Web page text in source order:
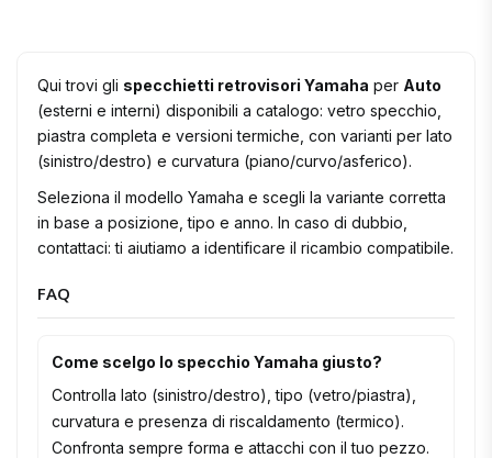
Qui trovi gli specchietti retrovisori Yamaha per Auto
(esterni e interni) disponibili a catalogo: vetro specchio,
piastra completa e versioni termiche, con varianti per lato
(sinistro/destro) e curvatura (piano/curvo/asferico).
Seleziona il modello Yamaha e scegli la variante corretta
in base a posizione, tipo e anno. In caso di dubbio,
contattaci: ti aiutiamo a identificare il ricambio compatibile.
FAQ
Come scelgo lo specchio Yamaha giusto?
Controlla lato (sinistro/destro), tipo (vetro/piastra),
curvatura e presenza di riscaldamento (termico).
Confronta sempre forma e attacchi con il tuo pezzo.